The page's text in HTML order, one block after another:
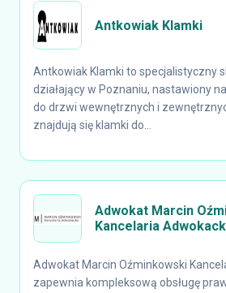
Antkowiak Klamki
Antkowiak Klamki to specjalistyczny
działający w Poznaniu, nastawiony
do drzwi wewnętrznych i
znajdują się klamki do...
Adwokat Marcin
Kancelaria
Adwokat Marcin Oźminkowski
zapewnia kompleksową obsługę